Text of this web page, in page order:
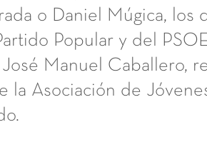
o Daniel Múgica, los
Popular y del
Manuel Caballero,
la Asociación de